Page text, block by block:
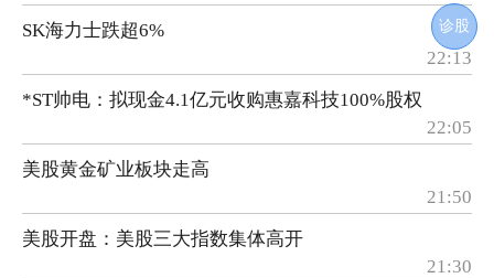
诊股
SK海力士跌超6%
22:13
*ST帅电：拟现金4.1亿元收购惠嘉科技100%股权
22:05
美股黄金矿业板块走高
21:50
美股开盘：美股三大指数集体高开
21:30